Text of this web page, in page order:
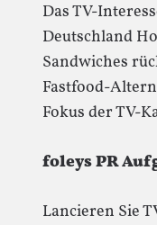
Das TV-
Deutschland
Sandwiches
Fastfood-
Fokus der TV-
foleys PR
Lancieren Sie